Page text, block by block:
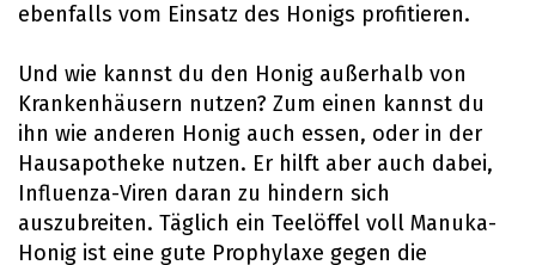
ebenfalls vom Einsatz des Honigs profitieren.
Und wie kannst du den Honig außerhalb von
Krankenhäusern nutzen? Zum einen kannst du
ihn wie anderen Honig auch essen, oder in der
Hausapotheke nutzen. Er hilft aber auch dabei,
Influenza-Viren daran zu hindern sich
auszubreiten. Täglich ein Teelöffel voll Manuka-
Honig ist eine gute Prophylaxe gegen die